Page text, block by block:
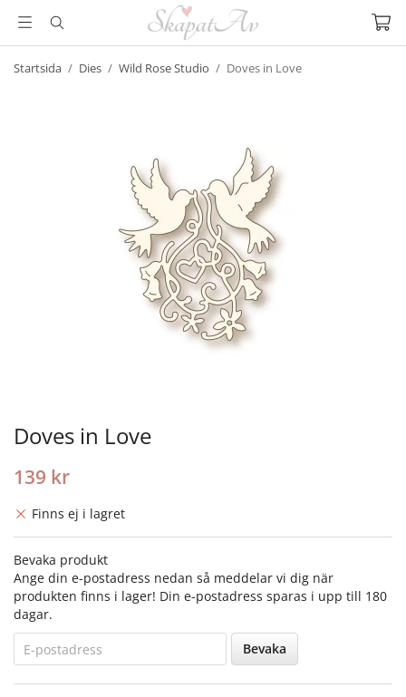
Startsida / Dies / Wild Rose Studio / Doves in Love
Doves in Love
139 kr
Finns ej i lagret
Bevaka produkt
Ange din e-postadress nedan så meddelar vi dig när
produkten finns i lager! Din e-postadress sparas i upp till 180
dagar.
Bevaka